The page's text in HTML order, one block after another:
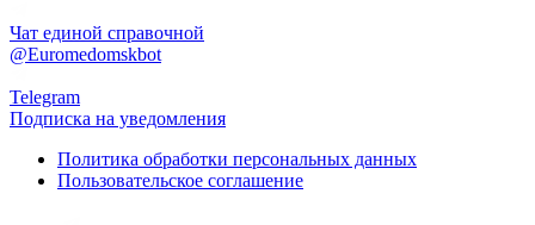
Чат единой справочной
@Euromedomskbot
Telegram
Подписка на уведомления
Политика обработки персональных данных
Пользовательское соглашение